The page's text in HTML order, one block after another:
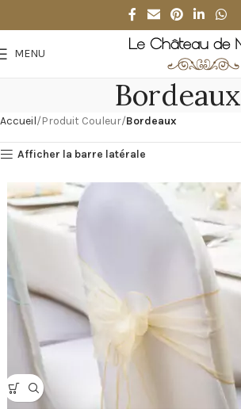
MENU
Bordeaux
Accueil Produit Couleur Bordeaux
Afficher la barre latérale